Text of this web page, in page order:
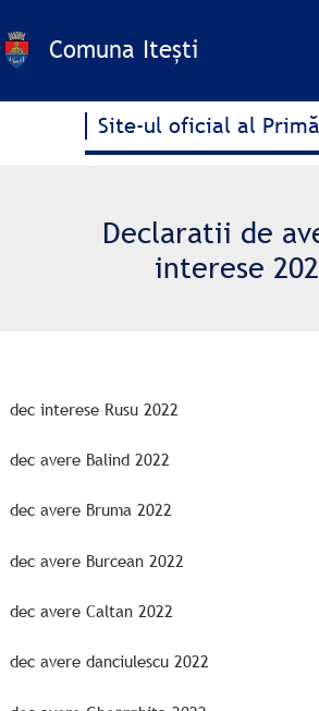
la
conținutComuna Itești
Site-ul oficial al
Declaratii de
interese
dec interese Rusu 2022
dec avere Balind 2022
dec avere Bruma 2022
dec avere Burcean 2022
dec avere Caltan 2022
dec avere danciulescu 2022